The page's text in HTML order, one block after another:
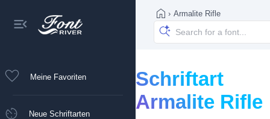
Meine Favoriten
Neue Schriftarten
› Armalite Rifle
Schriftart
Armalite Rifle